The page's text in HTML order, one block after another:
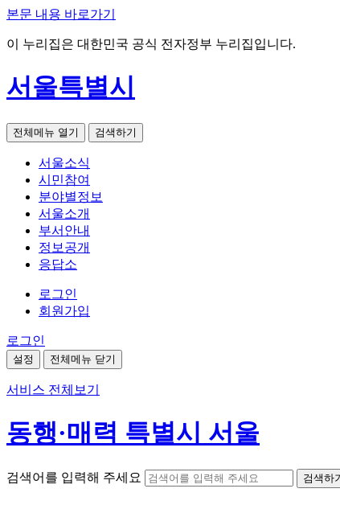
본문 내용 바로가기
이 누리집은 대한민국 공식 전자정부 누리집입니다.
서울특별시
전체메뉴 열기 검색하기
서울소식
시민참여
분야별정보
서울소개
부서안내
정보공개
응답소
로그인
회원가입
로그인
설정 전체메뉴 닫기
서비스 전체보기
동행·매력 특별시 서울
검색어를 입력해 주세요 검색하